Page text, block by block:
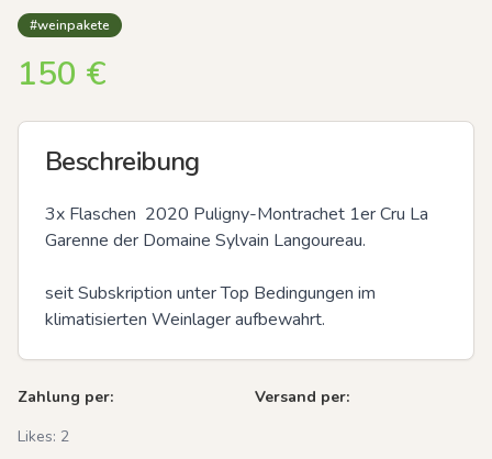
#weinpakete
150 €
Beschreibung
3x Flaschen  2020 Puligny-Montrachet 1er Cru La
Garenne der Domaine Sylvain Langoureau.
seit Subskription unter Top Bedingungen im
klimatisierten Weinlager aufbewahrt.
Zahlung per:
Versand per:
Likes: 2